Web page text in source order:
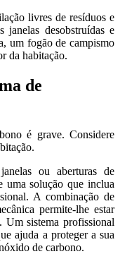
livres de resíduos e
janelas desobstruídas e
um fogão de campismo
da habitação.
de
é grave. Considere
ou aberturas de
uma solução que inclua
A combinação de
permite-lhe estar
Um sistema profissional
ajuda a proteger a sua
de carbono.